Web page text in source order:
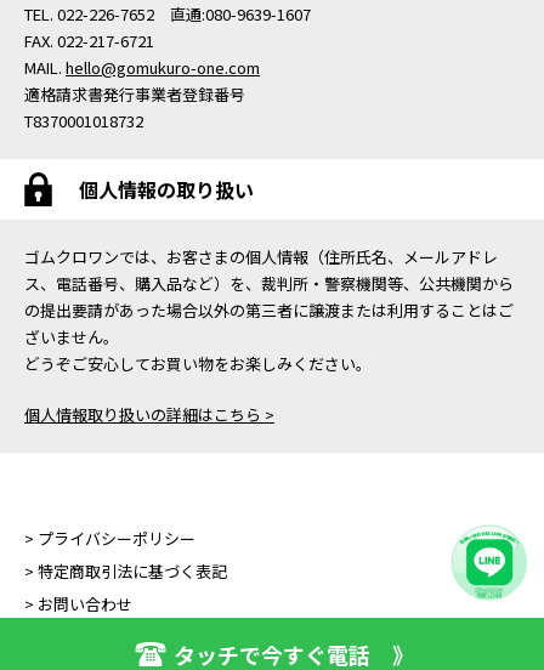
TEL. 022-226-7652 直通:080-9639-1607
FAX. 022-217-6721
MAIL. hello@gomukuro-one.com
適格請求書発行事業者登録番号
T8370001018732
個人情報の取り扱い
ゴムクロワンでは、お客さまの個人情報（住所氏名、メールアドレ
ス、電話番号、購入品など）を、裁判所・警察機関等、公共機関から
の提出要請があった場合以外の第三者に譲渡または利用することはご
ざいません。
どうぞご安心してお買い物をお楽しみください。
個人情報取り扱いの詳細はこちら >
タッチで今すぐ電話 》
> プライバシーポリシー
> 特定商取引法に基づく表記
> お問い合わせ
Copyright (C) GOMUKURO ONE All Right Reserved.